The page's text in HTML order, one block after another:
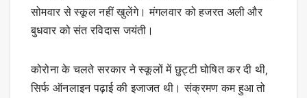
सोमवार से स्कूल नहीं खुलेंगे। मंगलवार को हजरत अली और
बुधवार को संत रविदास जयंती।
कोरोना के चलते सरकार ने स्कूलों में छुट्टी घोषित कर दी थी,
सिर्फ ऑनलाइन पढ़ाई की इजाजत थी। संक्रमण कम हुआ तो